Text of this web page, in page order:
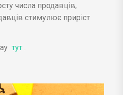
числа продавців,
стимулює приріст
тут .